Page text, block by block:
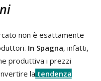
non è esattamente
In Spagna, infatti,
produttiva i prezzi
la tendenza